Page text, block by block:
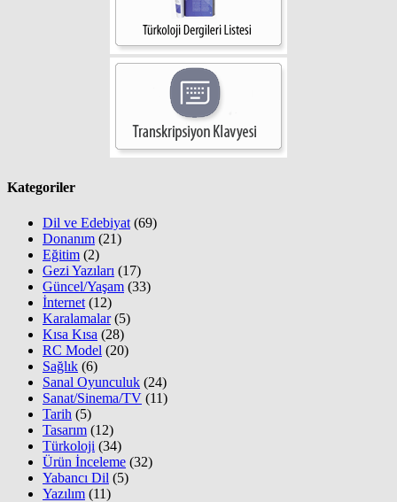
Kategoriler
Dil ve Edebiyat (69)
Donanım (21)
Eğitim (2)
Gezi Yazıları (17)
Güncel/Yaşam (33)
İnternet (12)
Karalamalar(5)
Kısa Kısa (28)
RC Model (20)
Sağlık (6)
Sanal Oyunculuk (24)
Sanat/Sinema/TV (11)
Tarih (5)
Tasarım (12)
Türkoloji (34)
Ürün İnceleme (32)
Yabancı Dil (5)
Yazılım (11)